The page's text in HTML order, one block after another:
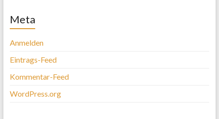
Meta
Anmelden
Eintrags-Feed
Kommentar-Feed
WordPress.org